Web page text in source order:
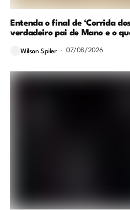
Entenda o final de ‘Corrida
verdadeiro pai de Mano e o
Wilson Spiler 07/08/2026